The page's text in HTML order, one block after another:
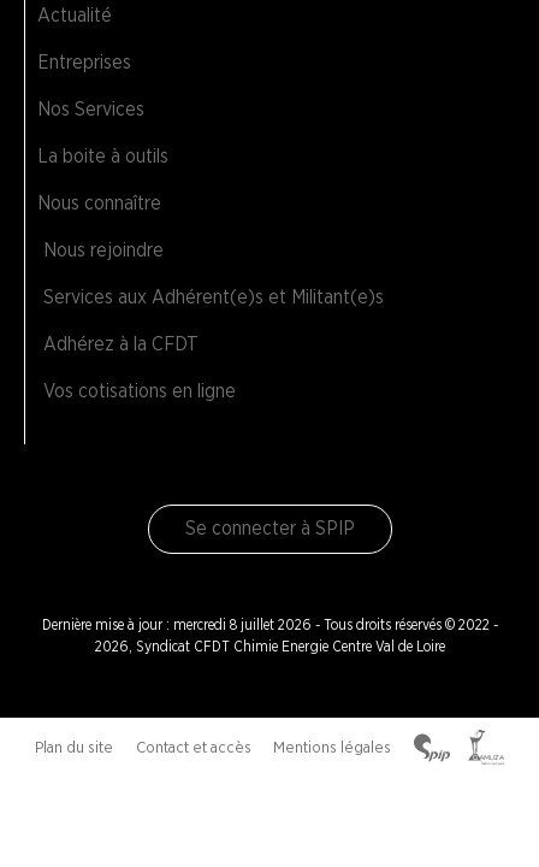
Actualité
Entreprises
Nos Services
La boite à outils
Nous connaître
Nous rejoindre
Services aux Adhérent(e)s et Militant(e)s
Adhérez à la CFDT
Vos cotisations en ligne
Se connecter à SPIP
Dernière mise à jour : mercredi 8 juillet 2026 - Tous droits réservés © 2022 -
2026, Syndicat CFDT Chimie Energie Centre Val de Loire
Plan du site Contact et accès Mentions légales